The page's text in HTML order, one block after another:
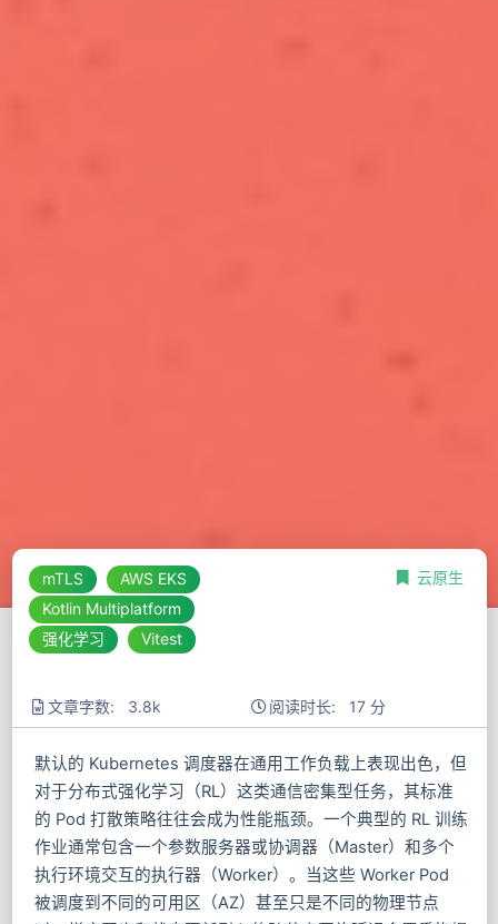
mTLS
AWS EKS
Kotlin Multiplatform
强化学习
Vitest
云原生
文章字数: 3.8k 阅读时长: 17 分
默认的 Kubernetes 调度器在通用工作负载上表现出色，但
对于分布式强化学习（RL）这类通信密集型任务，其标准
的 Pod 打散策略往往会成为性能瓶颈。一个典型的 RL 训练
作业通常包含一个参数服务器或协调器（Master）和多个
执行环境交互的执行器（Worker）。当这些 Worker Pod
被调度到不同的可用区（AZ）甚至只是不同的物理节点